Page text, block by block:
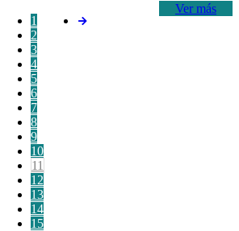
Ver más
1
2
3
4
5
6
7
8
9
10
11
12
13
14
15